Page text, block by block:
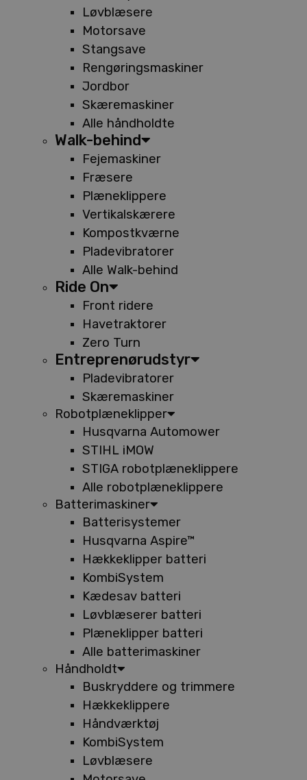
Løvblæsere
Motorsave
Stangsave
Rengøringsmaskiner
Jordbor
Skæremaskiner
Alle håndholdte
Walk-behind
Fejemaskiner
Fræsere
Plæneklippere
Vertikalskærere
Kompostkværne
Pladevibratorer
Alle Walk-behind
Ride On
Front ridere
Havetraktorer
Zero Turn
Entreprenørudstyr
Pladevibratorer
Skæremaskiner
Robotplæneklipper
Husqvarna Automower
STIHL iMOW
STIGA robotplæneklippere
Alle robotplæneklippere
Batterimaskiner
Batterisystemer
Husqvarna Aspire™
Hækkeklipper batteri
KombiSystem
Kædesav batteri
Løvblæserer batteri
Plæneklipper batteri
Alle batterimaskiner
Håndholdt
Buskryddere og trimmere
Hækkeklippere
Håndværktøj
KombiSystem
Løvblæsere